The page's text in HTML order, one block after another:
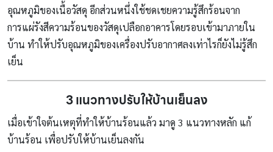
อุณหภูมิของเนื้อวัสดุ อีกส่วนหนึ่งใช้ชดเชยความรู้สึกร้อนจาก
การแผ่รังสีความร้อนของวัสดุเปลือกอาคารโดยรอบเข้ามาภายใน
บ้าน ทำให้ปรับอุณหภูมิของเครื่องปรับอากาศลงเท่าไรก็ยังไม่รู้สึก
เย็น
3 แนวทางปรับให้บ้านเย็นลง
เมื่อเข้าใจต้นเหตุที่ทำให้บ้านร้อนแล้ว มาดู 3 แนวทางหลัก แก้
บ้านร้อน เพื่อปรับให้บ้านเย็นลงกัน